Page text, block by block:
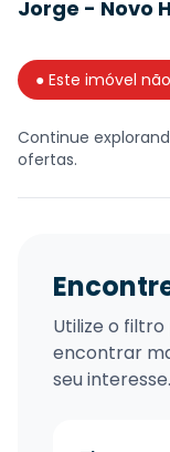
Jorge - Novo
● Este imóvel
Continue
ofertas.
Utilize o
encontrar
seu interesse.